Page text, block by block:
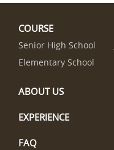
COURSE
Senior High School
Elementary School
ABOUT US
EXPERIENCE
FAQ